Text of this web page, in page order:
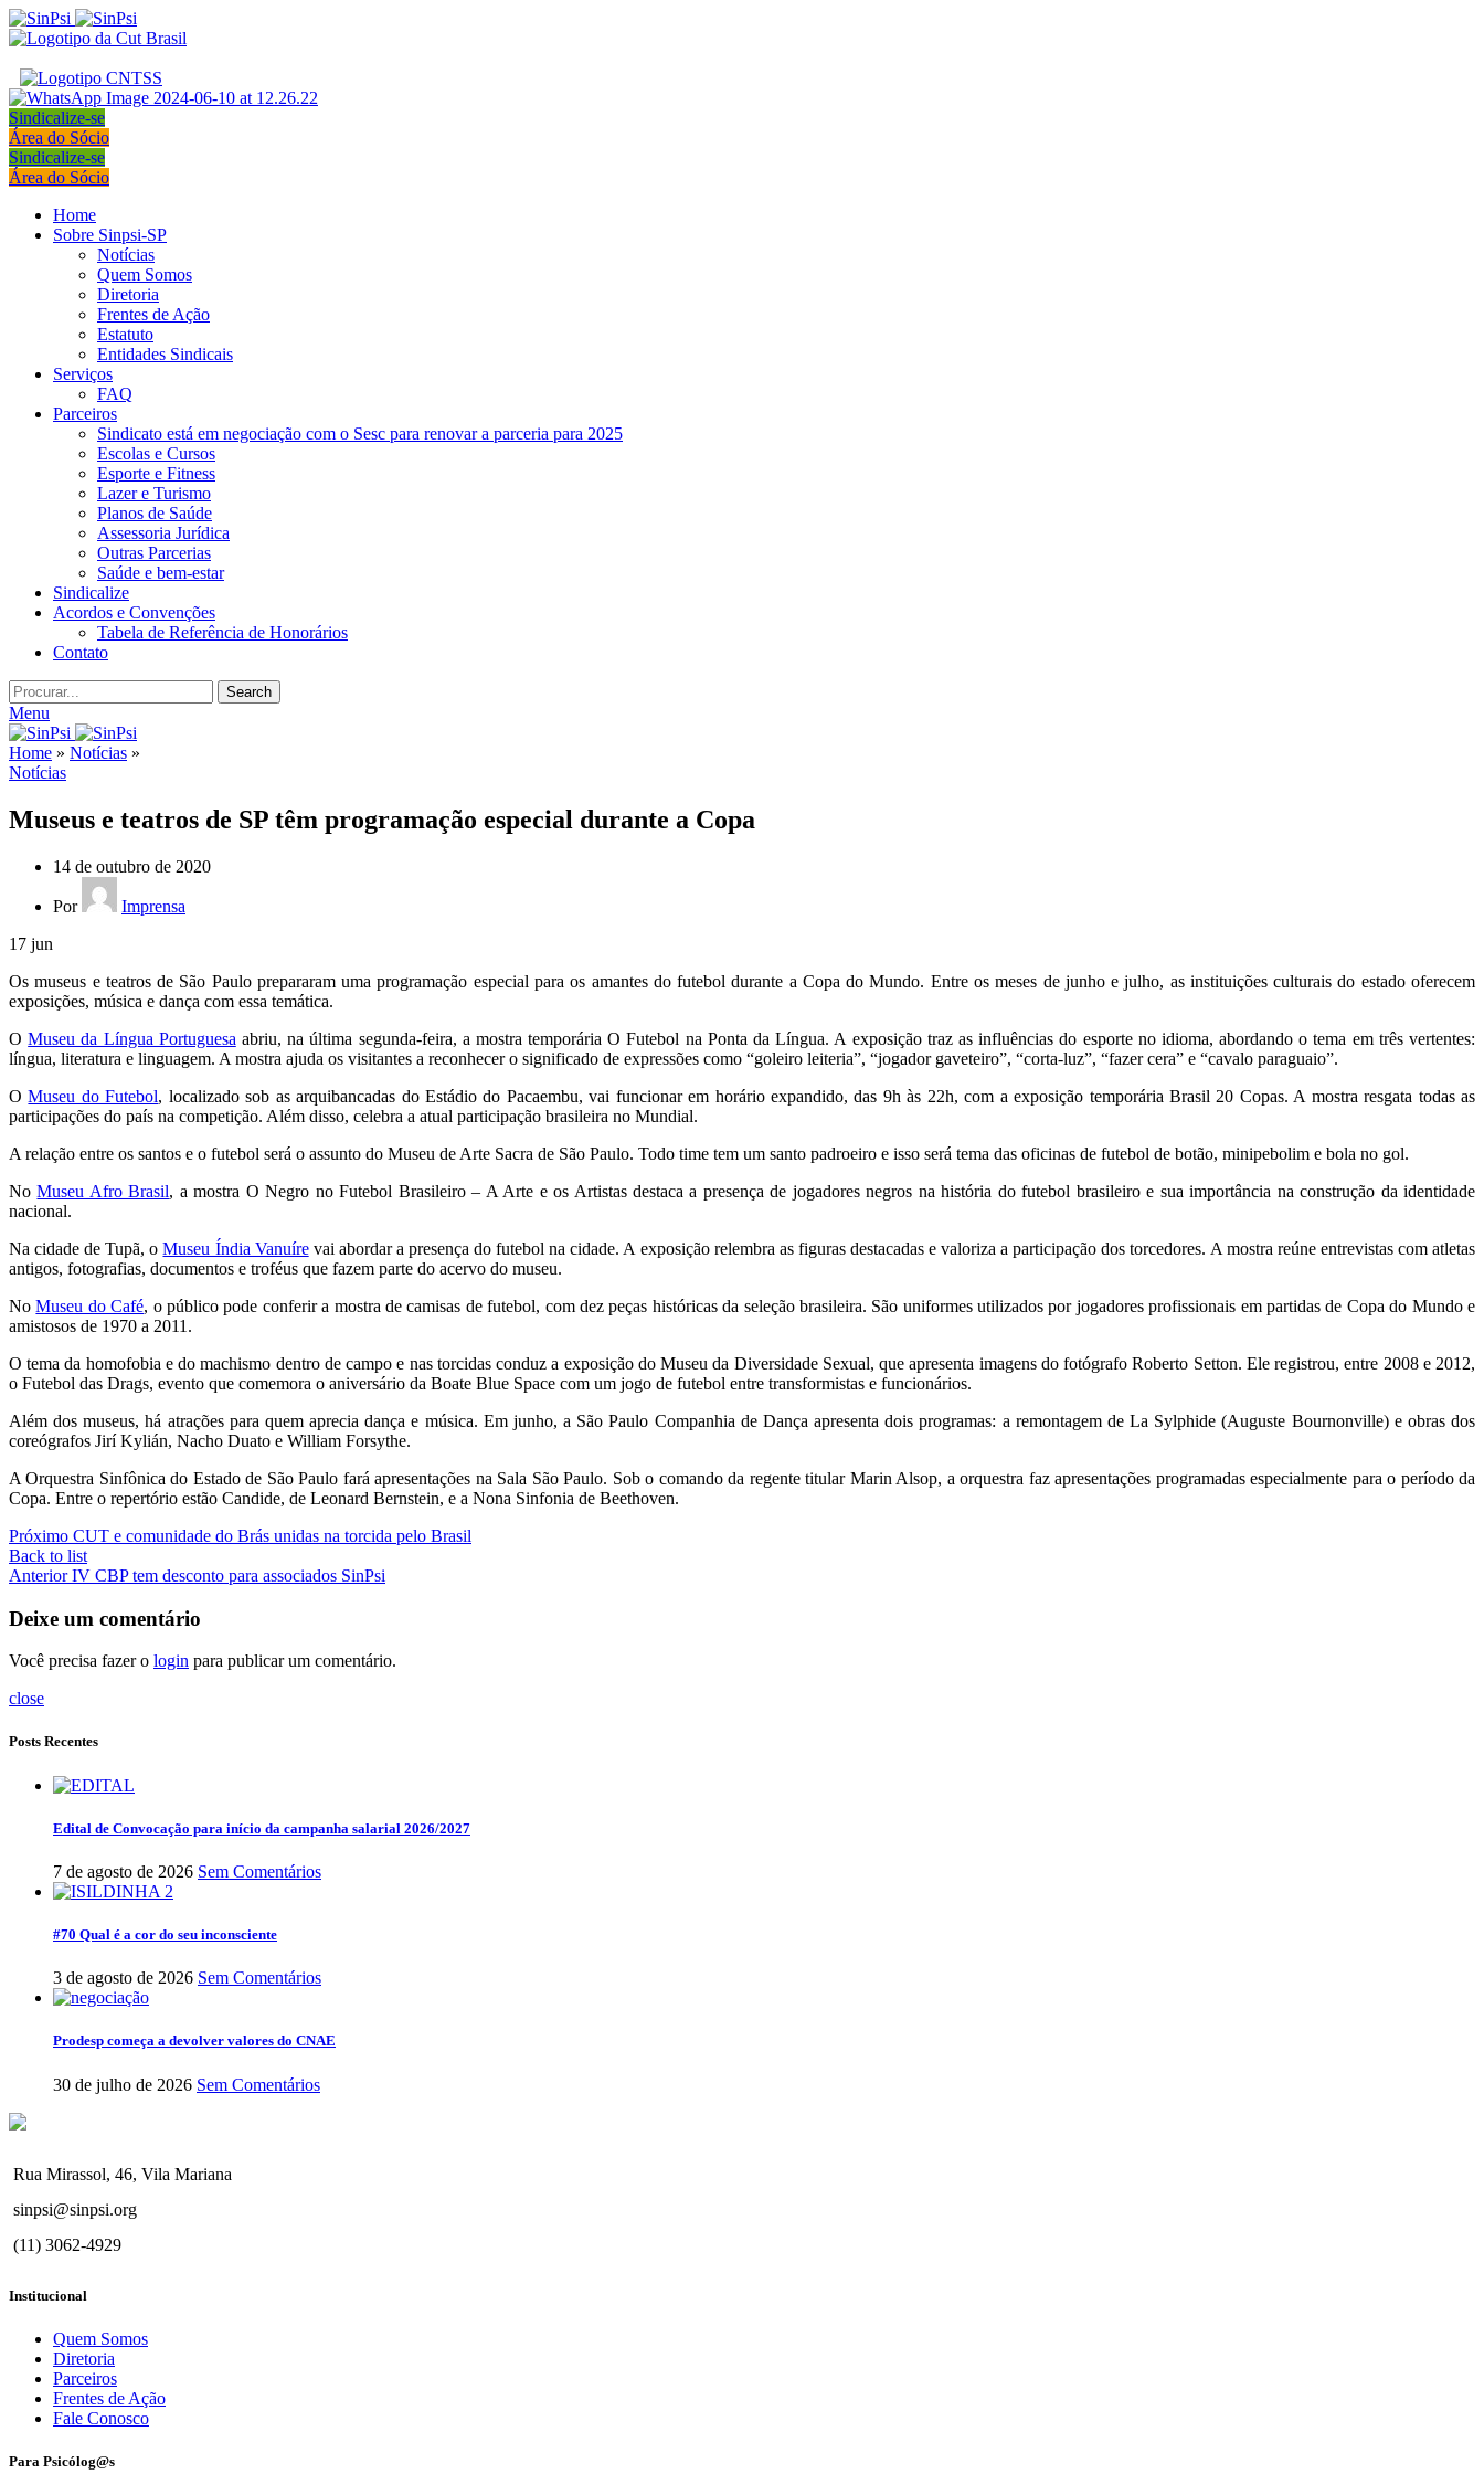
Sindicalize-se
Área do Sócio
Sindicalize-se
Área do Sócio
Home
Sobre Sinpsi-SP
Notícias
Quem Somos
Diretoria
Frentes de Ação
Estatuto
Entidades Sindicais
Serviços
FAQ
Parceiros
Sindicato está em negociação com o Sesc para renovar a parceria para 2025
Escolas e Cursos
Esporte e Fitness
Lazer e Turismo
Planos de Saúde
Assessoria Jurídica
Outras Parcerias
Saúde e bem-estar
Sindicalize
Acordos e Convenções
Tabela de Referência de Honorários
Contato
Search
Menu
Home » Notícias »
Notícias
Museus e teatros de SP têm programação especial durante a Copa
14 de outubro de 2020
Por
Imprensa
17 jun
Os museus e teatros de São Paulo prepararam uma programação especial para os amantes do futebol durante a Copa do Mundo. Entre os meses de junho e julho, as instituições culturais do estado oferecem
exposições, música e dança com essa temática.
OMuseu da Língua Portuguesa abriu, na última segunda-feira, a mostra temporária O Futebol na Ponta da Língua. A exposição traz as influências do esporte no idioma, abordando o tema em três vertentes:
língua, literatura e linguagem. A mostra ajuda os visitantes a reconhecer o significado de expressões como “goleiro leiteria”, “jogador gaveteiro”, “corta-luz”, “fazer cera” e “cavalo paraguaio”.
OMuseu do Futebol, localizado sob as arquibancadas do Estádio do Pacaembu, vai funcionar em horário expandido, das 9h às 22h, com a exposição temporária Brasil 20 Copas. A mostra resgata todas as
participações do país na competição. Além disso, celebra a atual participação brasileira no Mundial.
A relação entre os santos e o futebol será o assunto do Museu de Arte Sacra de São Paulo. Todo time tem um santo padroeiro e isso será tema das oficinas de futebol de botão, minipebolim e bola no gol.
NoMuseu Afro Brasil, a mostra O Negro no Futebol Brasileiro – A Arte e os Artistas destaca a presença de jogadores negros na história do futebol brasileiro e sua importância na construção da identidade
nacional.
Na cidade de Tupã, oMuseu Índia Vanuírevai abordar a presença do futebol na cidade. A exposição relembra as figuras destacadas e valoriza a participação dos torcedores. A mostra reúne entrevistas com atletas
antigos, fotografias, documentos e troféus que fazem parte do acervo do museu.
NoMuseu do Café, o público pode conferir a mostra de camisas de futebol, com dez peças históricas da seleção brasileira. São uniformes utilizados por jogadores profissionais em partidas de Copa do Mundo e
amistosos de 1970 a 2011.
O tema da homofobia e do machismo dentro de campo e nas torcidas conduz a exposição do Museu da Diversidade Sexual, que apresenta imagens do fotógrafo Roberto Setton. Ele registrou, entre 2008 e 2012,
o Futebol das Drags, evento que comemora o aniversário da Boate Blue Space com um jogo de futebol entre transformistas e funcionários.
Além dos museus, há atrações para quem aprecia dança e música. Em junho, a São Paulo Companhia de Dança apresenta dois programas: a remontagem de La Sylphide (Auguste Bournonville) e obras dos
coreógrafos Jirí Kylián, Nacho Duato e William Forsythe.
A Orquestra Sinfônica do Estado de São Paulo fará apresentações na Sala São Paulo. Sob o comando da regente titular Marin Alsop, a orquestra faz apresentações programadas especialmente para o período da
Copa. Entre o repertório estão Candide, de Leonard Bernstein, e a Nona Sinfonia de Beethoven.
Próximo CUT e comunidade do Brás unidas na torcida pelo Brasil
Back to list
Anterior IV CBP tem desconto para associados SinPsi
Deixe um comentário
Você precisa fazer o login para publicar um comentário.
close
Posts Recentes
Edital de Convocação para início da campanha salarial 2026/2027
7 de agosto de 2026 Sem Comentários
#70 Qual é a cor do seu inconsciente
3 de agosto de 2026 Sem Comentários
Prodesp começa a devolver valores do CNAE
30 de julho de 2026 Sem Comentários
Rua Mirassol, 46, Vila Mariana
sinpsi@sinpsi.org
(11) 3062-4929
Institucional
Quem Somos
Diretoria
Parceiros
Frentes de Ação
Fale Conosco
Para Psicólog@s